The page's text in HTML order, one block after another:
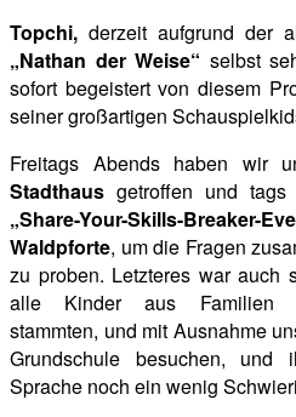
Topchi, derzeit aufgrund der
„Nathan der Weise“ selbst
sofort begeistert von diesem
seiner großartigen
Freitags Abends haben wir
Stadthaus getroffen und
„Share-Your-Skills-Breaker-
Waldpforte, um die Fragen
zu proben. Letzteres war auch
alle Kinder aus Familien
stammten, und mit Ausnahme
Grundschule besuchen, und
Sprache noch ein wenig